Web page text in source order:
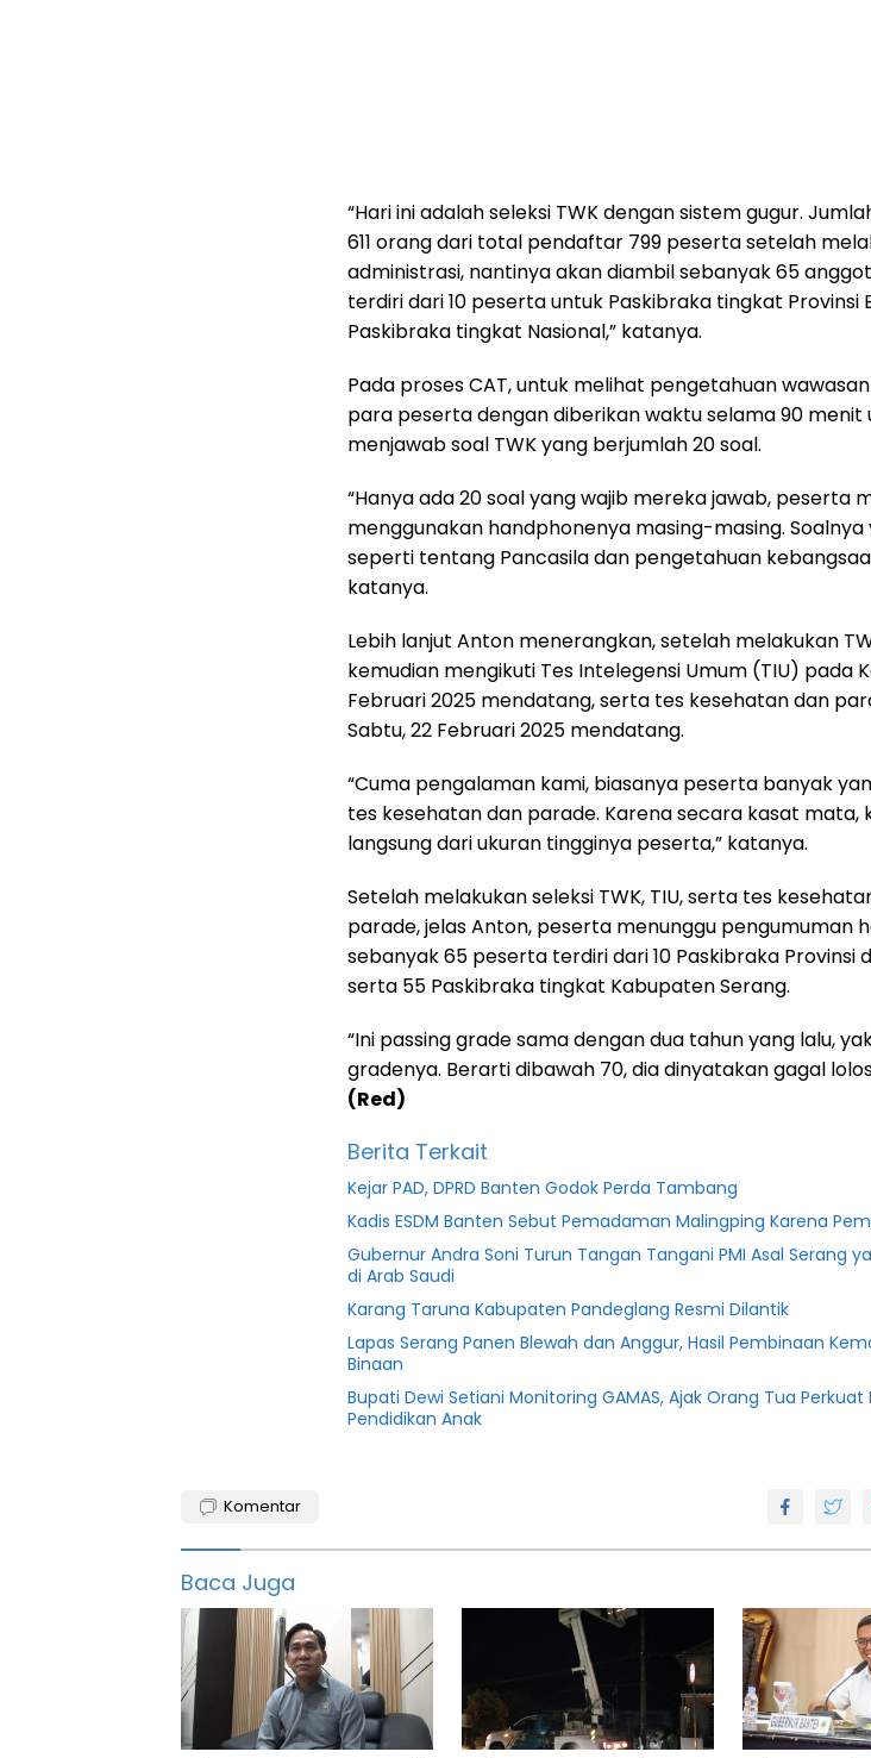
“Hari ini adalah seleksi TWK dengan sistem gugur.
611 orang dari total pendaftar 799 peserta setelah
administrasi, nantinya akan diambil sebanyak 65
terdiri dari 10 peserta untuk Paskibraka tingkat Provinsi
Paskibraka tingkat Nasional,” katanya.
Pada proses CAT, untuk melihat pengetahuan
para peserta dengan diberikan waktu selama 90 menit
menjawab soal TWK yang berjumlah 20 soal.
“Hanya ada 20 soal yang wajib mereka jawab, peserta
menggunakan handphonenya masing-masing. Soalnya
seperti tentang Pancasila dan pengetahuan
katanya.
Lebih lanjut Anton menerangkan, setelah melakukan
kemudian mengikuti Tes Intelegensi Umum (TIU) pada
Februari 2025 mendatang, serta tes kesehatan dan
Sabtu, 22 Februari 2025 mendatang.
“Cuma pengalaman kami, biasanya peserta banyak
tes kesehatan dan parade. Karena secara kasat mata,
langsung dari ukuran tingginya peserta,” katanya.
Setelah melakukan seleksi TWK, TIU, serta tes
parade, jelas Anton, peserta menunggu pengumuman
sebanyak 65 peserta terdiri dari 10 Paskibraka Provinsi
serta 55 Paskibraka tingkat Kabupaten Serang.
“Ini passing grade sama dengan dua tahun yang lalu,
gradenya. Berarti dibawah 70, dia dinyatakan gagal
(Red)
Berita Terkait
Kejar PAD, DPRD Banten Godok Perda Tambang
Kadis ESDM Banten Sebut Pemadaman Malingping Karena
Gubernur Andra Soni Turun Tangan Tangani PMI Asal Serang
di Arab Saudi
Karang Taruna Kabupaten Pandeglang Resmi Dilantik
Lapas Serang Panen Blewah dan Anggur, Hasil Pembinaan
Binaan
Bupati Dewi Setiani Monitoring GAMAS, Ajak Orang Tua
Pendidikan Anak
Paskibraka
serang
Komentar
Baca Juga